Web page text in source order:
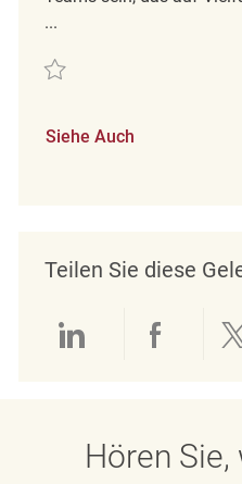
...
Retten Merchandise Associate
Siehe Auch
Teilen Sie diese
Über LinkedIn
Über
Hören